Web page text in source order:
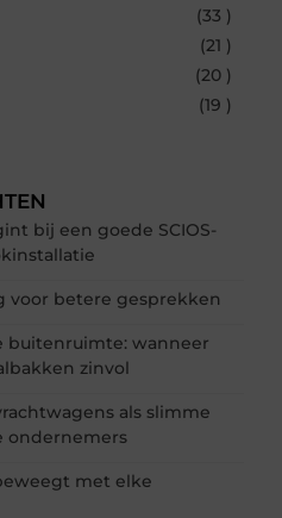
(33 )
(21 )
(20 )
(19 )
bij een goede SCIOS-
voor betere gesprekken
buitenruimte: wanneer
zinvol
als slimme
ondernemers
met elke